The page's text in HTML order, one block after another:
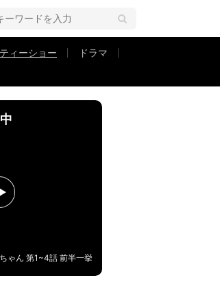
ィーショー
ドラマ
ゃん 第1~4話 前半一挙